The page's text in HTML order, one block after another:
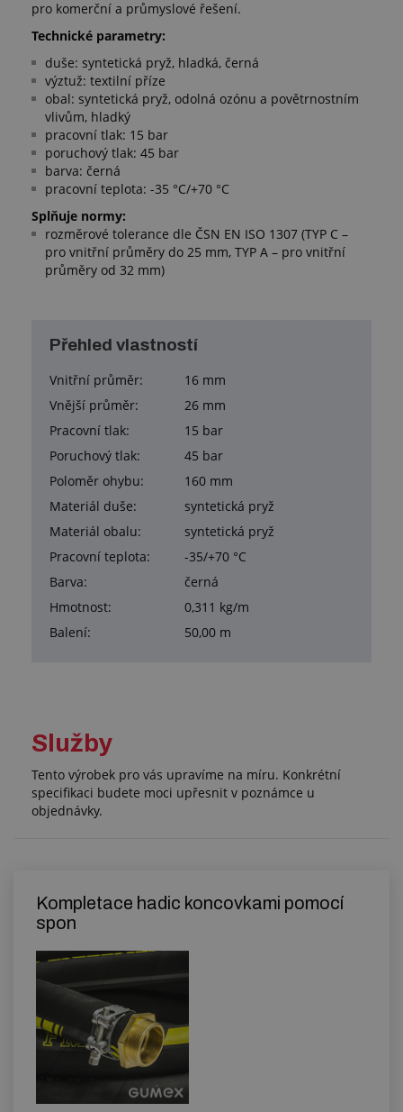
pro komerční a průmyslové řešení.
Technické parametry:
duše: syntetická pryž, hladká, černá
výztuž: textilní příze
obal: syntetická pryž, odolná ozónu a povětrnostním
vlivům, hladký
pracovní tlak: 15 bar
poruchový tlak: 45 bar
barva: černá
pracovní teplota: -35 °C/+70 °C
Splňuje normy:
rozměrové tolerance dle ČSN EN ISO 1307 (TYP C –
pro vnitřní průměry do 25 mm, TYP A – pro vnitřní
průměry od 32 mm)
Přehled vlastností
Vnitřní průměr:
16 mm
Vnější průměr:
26 mm
Pracovní tlak:
15 bar
Poruchový tlak:
45 bar
Poloměr ohybu:
160 mm
Materiál duše:
syntetická pryž
Materiál obalu:
syntetická pryž
Pracovní teplota:
-35/+70 °C
Barva:
černá
Hmotnost:
0,311 kg/m
Balení:
50,00 m
Služby
Tento výrobek pro vás upravíme na míru. Konkrétní
specifikaci budete moci upřesnit v poznámce u
objednávky.
Kompletace hadic koncovkami pomocí
spon